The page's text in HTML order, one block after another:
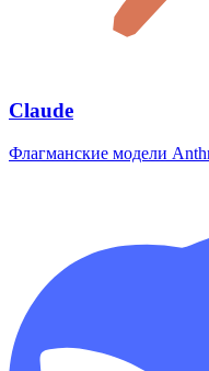
Claude
Флагманские модели